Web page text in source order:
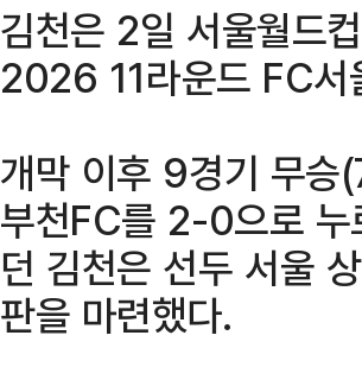
김천은 2일 서울월드
2026 11라운드 FC서
개막 이후 9경기 무승
부천FC를 2-0으로 누
던 김천은 선두 서울
판을 마련했다.